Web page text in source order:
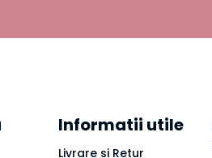
Informatii utile
Livrare si Retur